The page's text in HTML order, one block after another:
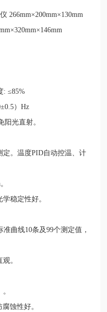
266mm×200mm×130mm
×320mm×146mm
:≤85%
±0.5）Hz
光直射。
定。温度PID自动控温、计
。
稳定性好。
准曲线10条及99个测定值，
。
蚀性好。